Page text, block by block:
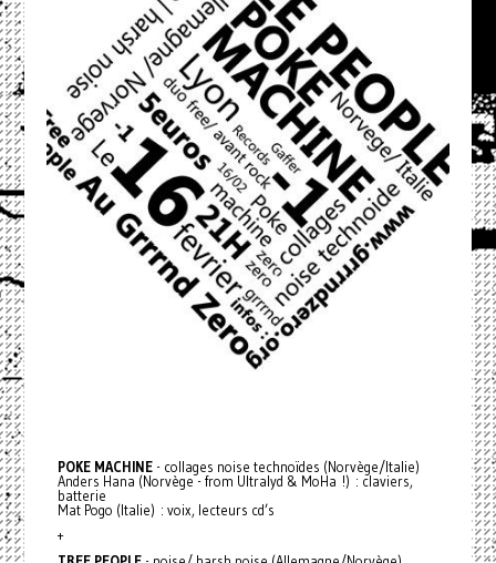
POKE MACHINE- collages noise technoïdes (Norvège/Italie)
Anders Hana (Norvège - from Ultralyd & MoHa !) : claviers,
batterie
Mat Pogo (Italie) : voix, lecteurs cd’s
+